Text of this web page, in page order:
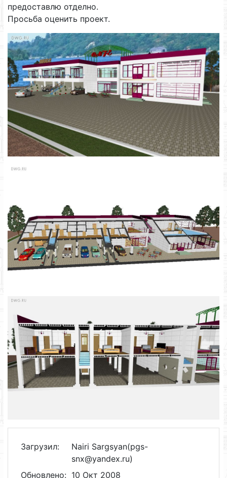
предоставлю отделно.
Просьба оценить проект.
Загрузил:
Nairi Sargsyan(pgs-
snx@yandex.ru)
Обновлено: 10 Окт 2008